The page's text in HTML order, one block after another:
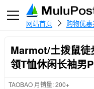
网站首页 购物优
Marmot/土拨鼠徒
领T恤休闲长袖男
TAOBAO 月销量: 200+